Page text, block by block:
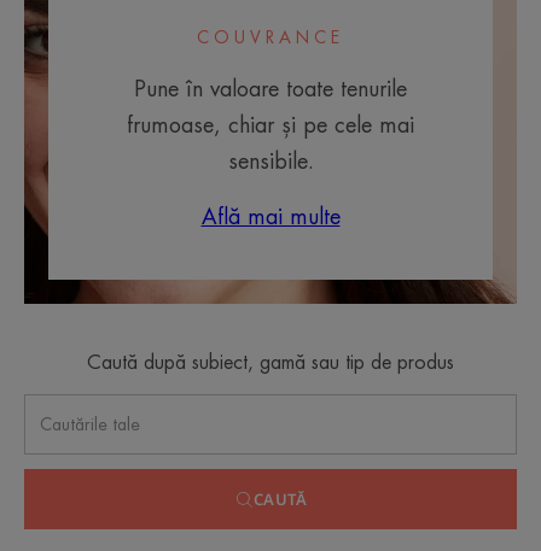
COUVRANCE
Pune în valoare toate tenurile
frumoase, chiar și pe cele mai
sensibile.
Află mai multe
Caută după subiect, gamă sau tip de produs
CAUTĂ